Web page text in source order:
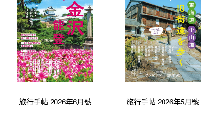
旅行手帖 2026年6月號 旅行手帖 2026年5月號